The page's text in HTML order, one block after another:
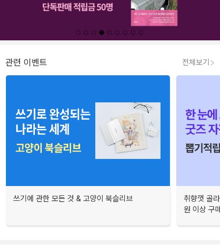
관련 이벤트 전체보기
쓰기에 관한 모든 것 & 고양이 북슬리브
취향껏 골
원 이상 구